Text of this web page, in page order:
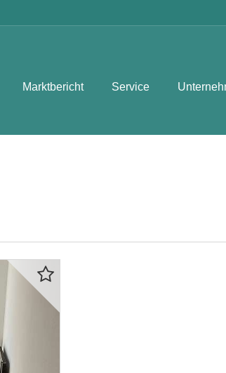
Marktbericht Service